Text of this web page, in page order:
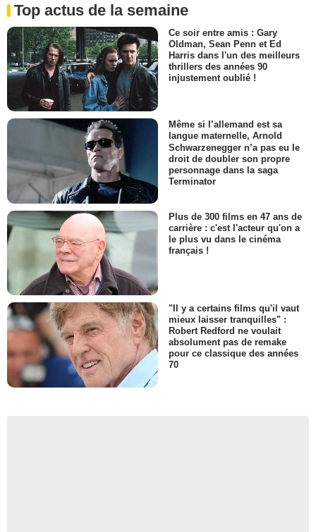
Top actus de la semaine
Ce soir entre amis : Gary
Oldman, Sean Penn et Ed
Harris dans l'un des meilleurs
thrillers des années 90
injustement oublié !
Même si l’allemand est sa
langue maternelle, Arnold
Schwarzenegger n’a pas eu le
droit de doubler son propre
personnage dans la saga
Terminator
Plus de 300 films en 47 ans de
carrière : c'est l'acteur qu'on a
le plus vu dans le cinéma
français !
"Il y a certains films qu'il vaut
mieux laisser tranquilles" :
Robert Redford ne voulait
absolument pas de remake
pour ce classique des années
70